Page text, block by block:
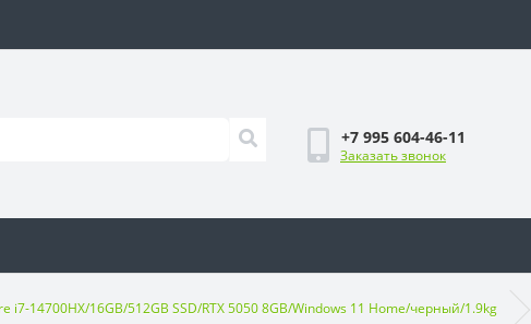
+7 995 604-46-11
Заказать звонок
i7-14700HX/16GB/512GB SSD/RTX 5050 8GB/Windows 11 Home/черный/1.9kg